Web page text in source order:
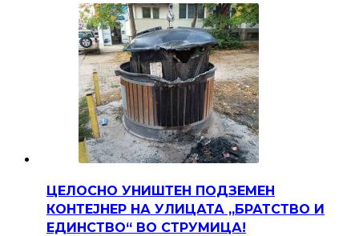
ЦЕЛОСНО УНИШТЕН ПОДЗЕМЕН
КОНТЕЈНЕР НА УЛИЦАТА „БРАТСТВО И
ЕДИНСТВО“ ВО СТРУМИЦА!